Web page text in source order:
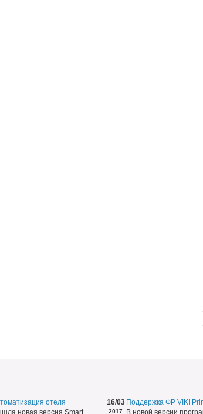
отеля
новая версия Smart
16/03
2017
Поддержка ФР VIKI
В новой версии